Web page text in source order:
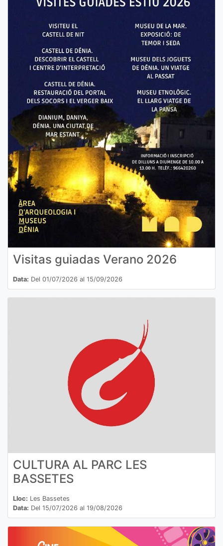
Visitas guiadas Verano 2026
Data: Del 01/07/2026 al 15/09/2026
CULTURA AL PARC LES
BASSETES
Lloc: Les Bassetes
Data: Del 15/07/2026 al 19/08/2026